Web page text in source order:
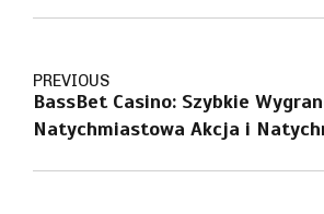
PREVIOUS
BassBet Casino: Szybkie
Natychmiastowa Akcja i